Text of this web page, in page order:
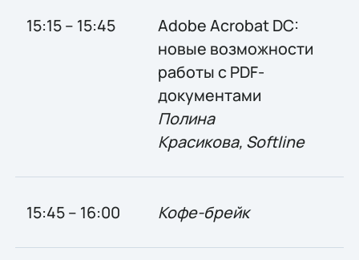
15:15 – 15:45
Adobe Acrobat DC:
новые возможности
работы с PDF-
документами
Полина
Красикова, Softline
15:45 – 16:00 Кофе-брейк